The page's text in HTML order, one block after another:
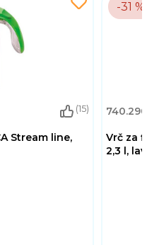
(15)
Stream line,
-31 %
Vrč za
2,3 l,